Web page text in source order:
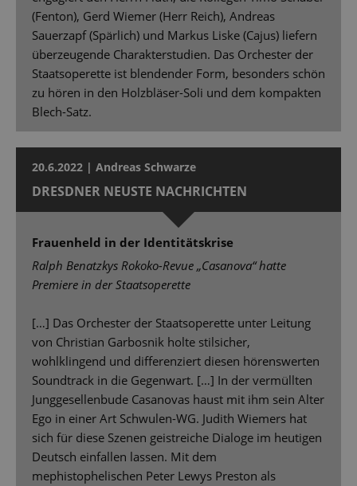
(Fenton), Gerd Wiemer (Herr Reich), Andreas
Sauerzapf (Spärlich) und Markus Liske (Cajus) liefern
überzeugende Charakterstudien. Das Orchester der
Staatsoperette ist blendender Form, besonders schön
zu hören in den Holzbläser-Soli und dem kompakten
Blech-Satz.
20.6.2022 | Andreas Schwarze
DRESDNER NEUSTE NACHRICHTEN
Frauenheld in der Identitätskrise
Ralph Benatzkys Rokoko-Revue „Casanova“ hatte
Premiere in der Staatsoperette
[…] Das Orchester der Staatsoperette unter Leitung
von Christian Garbosnik holte stilsicher,
wohlklingend und differenziert diesen hörenswerten
Soundtrack in die Gegenwart. […] In der vermüllten
Junggesellenbude Casanovas haust mit ihm sein Alter
Ego in einer Art Schwulen-WG. Judith Wiemers hat
sich für diese Szenen geistreiche Dialoge im heutigen
Deutsch einfallen lassen. Mit dem
mephistophelischen Peter Lewys Preston als